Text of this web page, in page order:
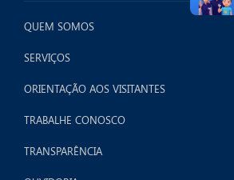
QUEM SOMOS
SERVIÇOS
ORIENTAÇÃO AOS VISITANTES
TRABALHE CONOSCO
TRANSPARÊNCIA